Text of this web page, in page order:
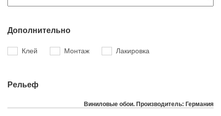
Дополнительно
Клей Монтаж Лакировка
Рельеф
Виниловые обои. Производитель: Германия